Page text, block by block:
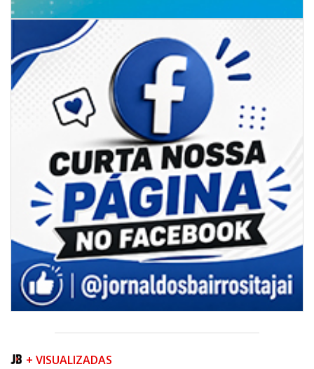
ITAJAÍ
09/08/2026 | 07:00
Municipal de Ensino
+ VISUALIZADAS